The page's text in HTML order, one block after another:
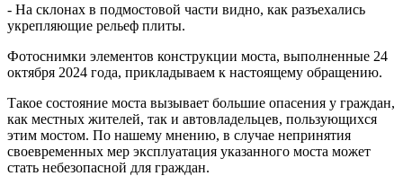
- На склонах в подмостовой части видно, как разъехались
укрепляющие рельеф плиты.
Фотоснимки элементов конструкции моста, выполненные 24
октября 2024 года, прикладываем к настоящему обращению.
Такое состояние моста вызывает большие опасения у граждан,
как местных жителей, так и автовладельцев, пользующихся
этим мостом. По нашему мнению, в случае непринятия
своевременных мер эксплуатация указанного моста может
стать небезопасной для граждан.